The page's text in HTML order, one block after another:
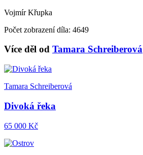
Vojmír Křupka
Počet zobrazení díla: 4649
Více děl od Tamara Schreiberová
Tamara Schreiberová
Divoká řeka
65 000 Kč